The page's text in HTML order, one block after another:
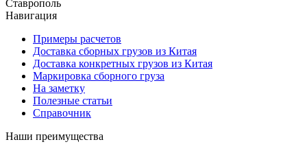
Ставрополь
Навигация
Примеры расчетов
Доставка сборных грузов из Китая
Доставка конкретных грузов из Китая
Маркировка сборного груза
На заметку
Полезные статьи
Справочник
Наши преимущества